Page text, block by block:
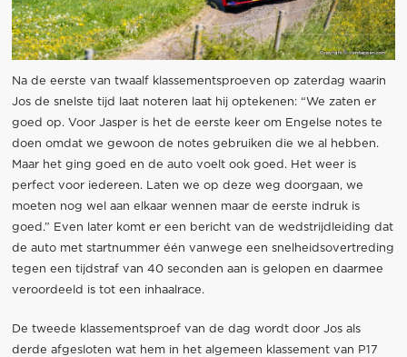
Na de eerste van twaalf klassementsproeven op zaterdag waarin
Jos de snelste tijd laat noteren laat hij optekenen: “We zaten er
goed op. Voor Jasper is het de eerste keer om Engelse notes te
doen omdat we gewoon de notes gebruiken die we al hebben.
Maar het ging goed en de auto voelt ook goed. Het weer is
perfect voor iedereen. Laten we op deze weg doorgaan, we
moeten nog wel aan elkaar wennen maar de eerste indruk is
goed.” Even later komt er een bericht van de wedstrijdleiding dat
de auto met startnummer één vanwege een snelheidsovertreding
tegen een tijdstraf van 40 seconden aan is gelopen en daarmee
veroordeeld is tot een inhaalrace.
De tweede klassementsproef van de dag wordt door Jos als
derde afgesloten wat hem in het algemeen klassement van P17